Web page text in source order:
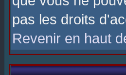
pas les droits
Revenir en haut